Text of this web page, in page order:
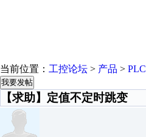
当前位置： 工控论坛 > 产品 > PLC
我要发帖
【求助】定值不定时跳变